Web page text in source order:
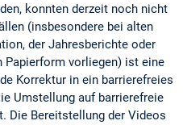
konnten derzeit noch nicht
(insbesondere bei alten
der Jahresberichte oder
Papierform vorliegen) ist eine
Korrektur in ein barrierefreies
Umstellung auf barrierefreie
Die Bereitstellung der Videos